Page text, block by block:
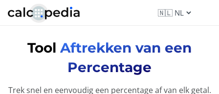
Tool Aftrekken van een
Percentage
Trek snel en eenvoudig een percentage af van elk getal.